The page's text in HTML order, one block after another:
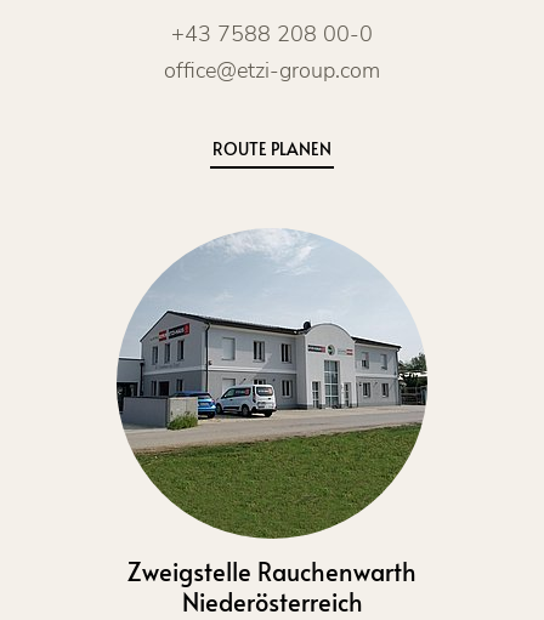
+43 7588 208 00-0
office@etzi-group.com
ROUTE PLANEN
Zweigstelle Rauchenwarth
Niederösterreich